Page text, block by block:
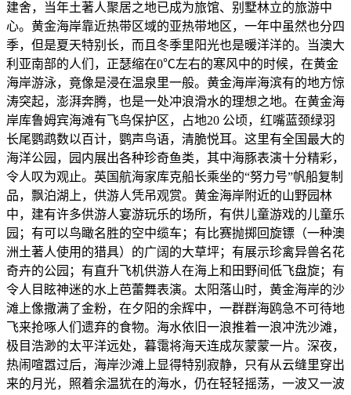
建舍，当年土著人聚居之地已成为旅馆、别墅林立的旅游中
心。黄金海岸靠近热带区域的亚热带地区，一年中虽然也分四
季，但是夏天特别长，而且冬季里阳光也是暖洋洋的。当澳大
利亚南部的人们，正瑟缩在0℃左右的寒风中的时候，在黄金
海岸游泳，竟像是浸在温泉里一般。黄金海岸海滨有的地方惊
涛突起，澎湃奔腾，也是一处冲浪滑水的理想之地。在黄金海
岸库鲁姆宾海滩有飞鸟保护区，占地20 公顷，红嘴蓝颈绿羽
长尾鹦鹉数以百计，鹦声鸟语，清脆悦耳。这里有全国最大的
海洋公园，园内展出各种珍奇鱼类，其中海豚表演十分精彩，
令人叹为观止。英国航海家库克船长乘坐的“努力号”帆船复制
品，飘泊湖上，供游人凭吊观赏。黄金海岸附近的山野园林
中，建有许多供游人宴游玩乐的场所，有供儿童游戏的儿童乐
园；有可以鸟瞰名胜的空中缆车；有比赛抛掷回旋镖（一种澳
洲土著人使用的猎具）的广阔的大草坪；有展示珍禽异兽名花
奇卉的公园；有直升飞机供游人在海上和田野间低飞盘旋；有
令人目眩神迷的水上芭蕾舞表演。太阳落山时，黄金海岸的沙
滩上像撒满了金粉，在夕阳的余辉中，一群群海鸥急不可待地
飞来抢啄人们遗弃的食物。海水依旧一浪推着一浪冲洗沙滩，
极目浩渺的太平洋远处，暮霭将海天连成灰蒙蒙一片。深夜，
热闹喧嚣过后，海岸沙滩上显得特别寂静，只有从云缝里穿出
来的月光，照着余温犹在的海水，仍在轻轻摇荡，一波又一波